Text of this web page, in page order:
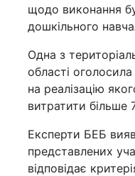
щодо виконання
дошкільного
Одна з
області
на реалізацію
витратити більше
Експерти БЕБ
представлених
відповідає